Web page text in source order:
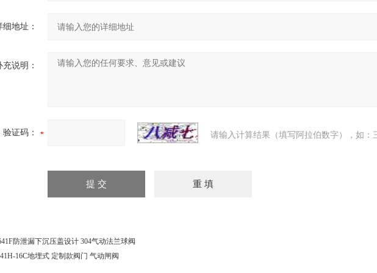
细地址：
充说明：
验证码： 请输入计算结果（填写阿拉伯数字），如：
防泄漏下沉压盖设计 304气动法兰球阀
16C地埋式 定制款阀门 气动闸阀